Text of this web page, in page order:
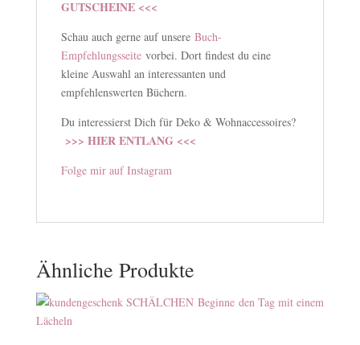
GUTSCHEINE <<<
Schau auch gerne auf unsere Buch-
Empfehlungsseitevorbei. Dort findest du eine
kleine Auswahl an interessanten und
empfehlenswerten Büchern.
Du interessierst Dich für Deko & Wohnaccessoires?
>>> HIER ENTLANG <<<
Folge mir auf Instagram
Ähnliche Produkte